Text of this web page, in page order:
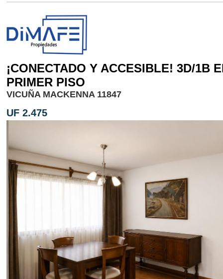
¡CONECTADO Y ACCESIBLE! 3D/1B
PRIMER PISO
VICUÑA MACKENNA 11847
UF 2.475